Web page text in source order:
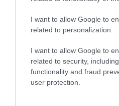
I want to allow Google to
related to personalization.
I want to allow Google to
related to security,
functionality and fraud
user protection.
PRONEWS.GR /ΤΕΧΝΟΛΟΓΙΑ
Βίντεο:
χρήματα από
στην Κίνα
03.08.2026 | 12:28